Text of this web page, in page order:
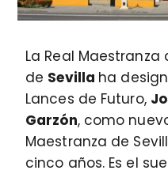
La Real
de Sevilla ha
Lances de Futuro,
Garzón, como
Maestranza de
cinco años. Es el